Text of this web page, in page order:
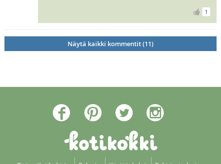
1
Näytä kaikki kommentit (11)